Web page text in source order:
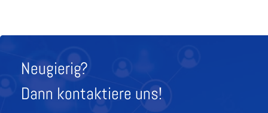
Neugierig?
Dann kontaktiere uns!